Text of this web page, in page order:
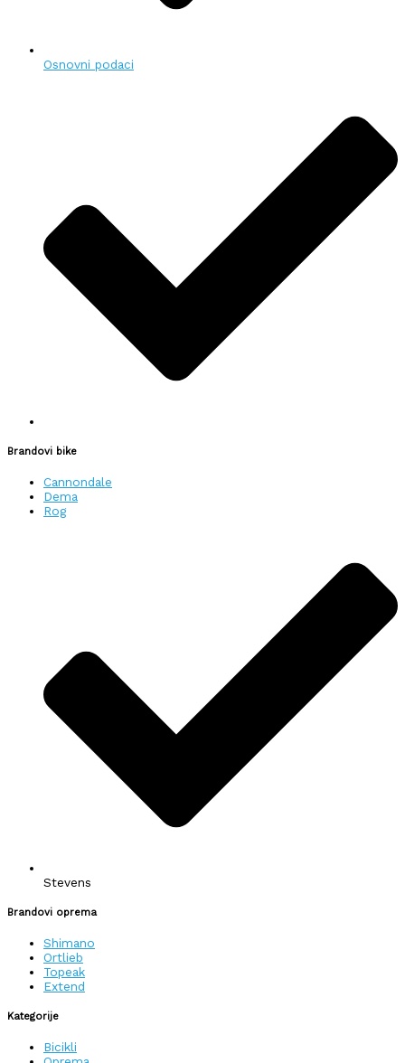
Osnovni podaci
Brandovi bike
Cannondale
Dema
Rog
Stevens
Brandovi oprema
Shimano
Ortlieb
Topeak
Extend
Kategorije
Bicikli